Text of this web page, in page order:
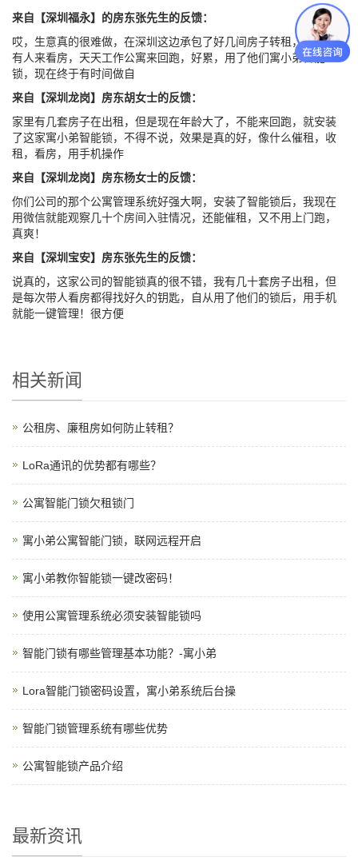
来自【深圳福永】的房东张先生的反馈：
哎，生意真的很难做，在深圳这边承包了好几间房子转租，每天都
有人来看房，天天工作公寓来回跑，好累，用了他们寓小弟智能
锁，现在终于有时间做自
来自【深圳龙岗】房东胡女士的反馈：
家里有几套房子在出租，但是现在年龄大了，不能来回跑，就安装
了这家寓小弟智能锁，不得不说，效果是真的好，像什么催租，收
租，看房，用手机操作
来自【深圳龙岗】房东杨女士的反馈：
你们公司的那个公寓管理系统好强大啊，安装了智能锁后，我现在
用微信就能观察几十个房间入驻情况，还能催租，又不用上门跑，
真爽！
来自【深圳宝安】房东张先生的反馈：
说真的，这家公司的智能锁真的很不错，我有几十套房子出租，但
是每次带人看房都得找好久的钥匙，自从用了他们的锁后，用手机
就能一键管理！很方便
相关新闻
公租房、廉租房如何防止转租？
LoRa通讯的优势都有哪些？
公寓智能门锁欠租锁门
寓小弟公寓智能门锁，联网远程开启
寓小弟教你智能锁一键改密码！
使用公寓管理系统必须安装智能锁吗
智能门锁有哪些管理基本功能？-寓小弟
Lora智能门锁密码设置，寓小弟系统后台操
智能门锁管理系统有哪些优势
公寓智能锁产品介绍
最新资讯